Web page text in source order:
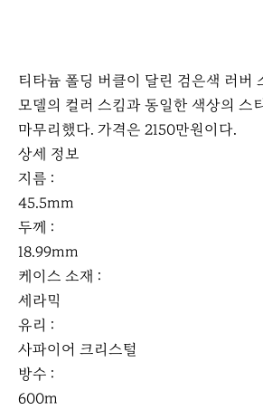
티타늄 폴딩 버클이 달린 검은색 러버
모델의 컬러 스킴과 동일한 색상의 스
마무리했다. 가격은 2150만원이다.
상세 정보
지름 :
45.5mm
두께 :
18.99mm
케이스 소재 :
세라믹
유리 :
사파이어 크리스털
방수 :
600m